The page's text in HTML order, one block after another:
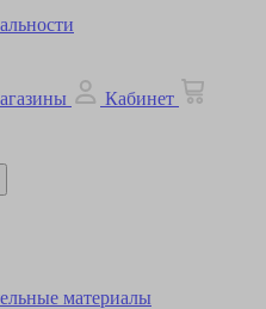
Кабинет
материалы